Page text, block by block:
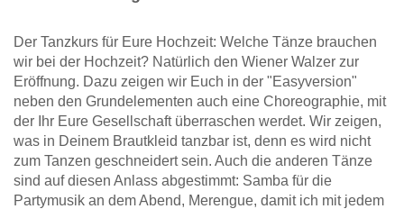
Der Tanzkurs für Eure Hochzeit: Welche Tänze brauchen
wir bei der Hochzeit? Natürlich den Wiener Walzer zur
Eröffnung. Dazu zeigen wir Euch in der "Easyversion"
neben den Grundelementen auch eine Choreographie, mit
der Ihr Eure Gesellschaft überraschen werdet. Wir zeigen,
was in Deinem Brautkleid tanzbar ist, denn es wird nicht
zum Tanzen geschneidert sein. Auch die anderen Tänze
sind auf diesen Anlass abgestimmt: Samba für die
Partymusik an dem Abend, Merengue, damit ich mit jedem